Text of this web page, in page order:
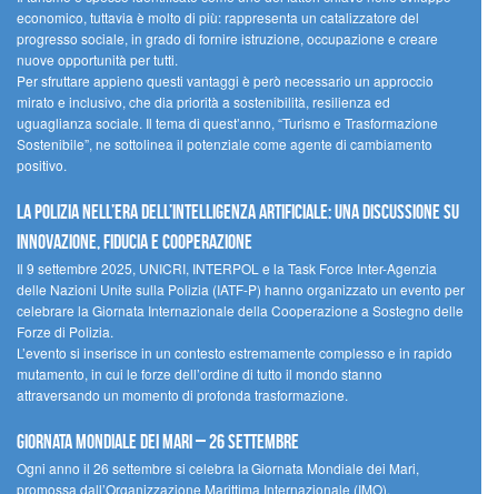
economico, tuttavia è molto di più: rappresenta un catalizzatore del
progresso sociale, in grado di fornire istruzione, occupazione e creare
nuove opportunità per tutti.
Per sfruttare appieno questi vantaggi è però necessario un approccio
mirato e inclusivo, che dia priorità a sostenibilità, resilienza ed
uguaglianza sociale. Il tema di quest’anno, “Turismo e Trasformazione
Sostenibile”, ne sottolinea il potenziale come agente di cambiamento
positivo.
La polizia nell’era dell’Intelligenza Artificiale: una discussione su
innovazione, fiducia e cooperazione
Il 9 settembre 2025, UNICRI, INTERPOL e la Task Force Inter-Agenzia
delle Nazioni Unite sulla Polizia (IATF-P) hanno organizzato un evento per
celebrare la Giornata Internazionale della Cooperazione a Sostegno delle
Forze di Polizia.
L’evento si inserisce in un contesto estremamente complesso e in rapido
mutamento, in cui le forze dell’ordine di tutto il mondo stanno
attraversando un momento di profonda trasformazione.
Giornata Mondiale dei Mari – 26 settembre
Ogni anno il 26 settembre si celebra la Giornata Mondiale dei Mari,
promossa dall’Organizzazione Marittima Internazionale (IMO).